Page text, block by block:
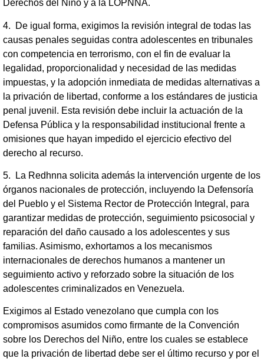
Derechos del Niño y a la LOPNNA.
4. De igual forma, exigimos la revisión integral de todas las
causas penales seguidas contra adolescentes en tribunales
con competencia en terrorismo, con el fin de evaluar la
legalidad, proporcionalidad y necesidad de las medidas
impuestas, y la adopción inmediata de medidas alternativas a
la privación de libertad, conforme a los estándares de justicia
penal juvenil. Esta revisión debe incluir la actuación de la
Defensa Pública y la responsabilidad institucional frente a
omisiones que hayan impedido el ejercicio efectivo del
derecho al recurso.
5. La Redhnna solicita además la intervención urgente de los
órganos nacionales de protección, incluyendo la Defensoría
del Pueblo y el Sistema Rector de Protección Integral, para
garantizar medidas de protección, seguimiento psicosocial y
reparación del daño causado a los adolescentes y sus
familias. Asimismo, exhortamos a los mecanismos
internacionales de derechos humanos a mantener un
seguimiento activo y reforzado sobre la situación de los
adolescentes criminalizados en Venezuela.
Exigimos al Estado venezolano que cumpla con los
compromisos asumidos como firmante de la Convención
sobre los Derechos del Niño, entre los cuales se establece
que la privación de libertad debe ser el último recurso y por el